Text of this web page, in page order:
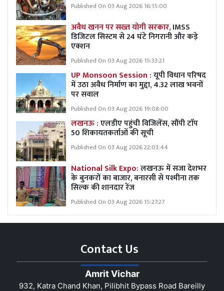
Published On 03 Aug 2026 16:15:00
अवैध खनन पर सख्त योगी सरकार,IMSS
डिजिटल सिस्टम से 24 घंटे निगरानी और कड़े
एक्शन
Published On 03 Aug 2026 15:33:21
UP Monsoon Session :यूपी विधान परिषद
में उठा अवैध निर्माण का मुद्दा, 4.32 लाख भवनों
पर सवाल
Published On 03 Aug 2026 19:08:00
लखनऊ :एलडीए पहुंची विजिलेंस, सौंपी टाॅप
50 शिकायतकर्ताओं की सूची
Published On 03 Aug 2026 22:03:44
National Silk Expo:लखनऊ में सजा देशभर
के बुनकरों का बाजार, बनारसी से पश्मीना तक
सिल्क की शानदार रेंज
Published On 03 Aug 2026 15:27:27
Contact Us
Amrit Vichar
932, Katra Chand Khan, Pilibhit Bypass Road Bareilly